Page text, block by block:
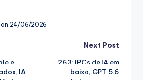
24/06/2026
e
IA
Next Post
263: IPOs de IA em
baixa, GPT 5.6